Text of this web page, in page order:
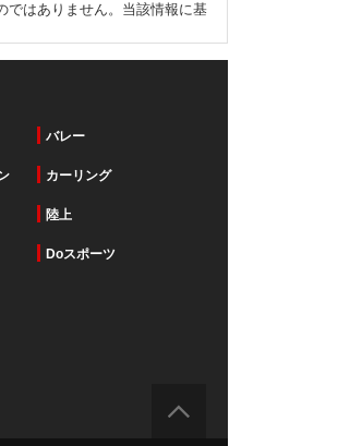
ではありません。当該情報に基
バレー
カーリング
陸上
Doスポーツ